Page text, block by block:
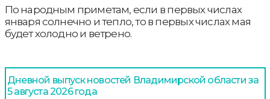
По народным приметам, если в первых числах
января солнечно и тепло, то в первых числах мая
будет холодно и ветрено.
Дневной выпуск новостей Владимирской области за
5 августа 2026 года